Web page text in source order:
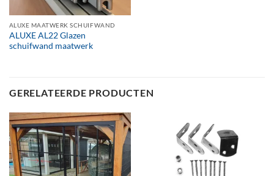
ALUXE MAATWERK SCHUIFWAND
ALUXE AL22 Glazen
schuifwand maatwerk
GERELATEERDE PRODUCTEN